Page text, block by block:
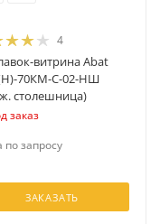
4
витрина Abat
70КМ-С-02-НШ
столешница)
заказ
по запросу
ЗАКАЗАТЬ